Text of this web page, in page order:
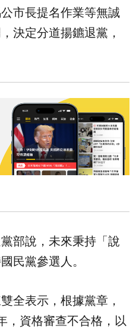
市長提名作業等無誠
決定分道揚鑣退黨，
部說，未來秉持「說
民黨參選人。
全表示，根據黨章，
，資格審查不合格，以